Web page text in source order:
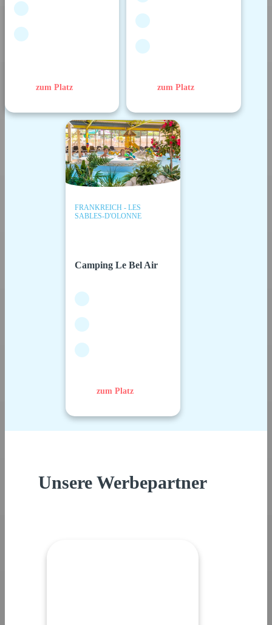
zum Platz zum Platz
FRANKREICH - LES
SABLES-D'OLONNE
Camping Le Bel Air
zum Platz
Unsere Werbepartner